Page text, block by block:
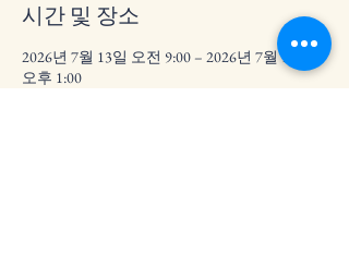
시간 및 장소
2026년 7월 13일 오전 9:00 – 2026년 7월 18일
오후 1:00